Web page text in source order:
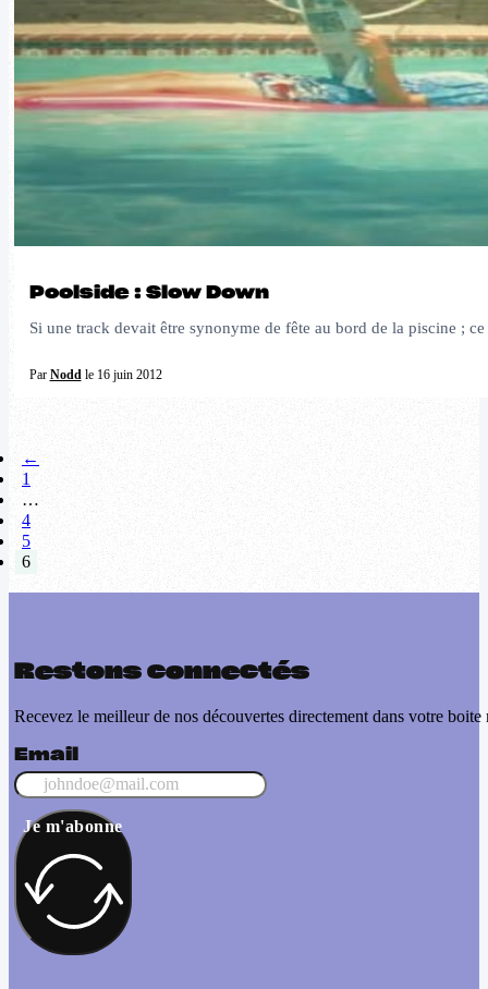
Poolside : Slow Down
Si une track devait être synonyme de fête au bord de la piscine ;
Par Noddle 16 juin 2012
←
1
…
4
5
6
Restons connectés
Recevez le meilleur de nos découvertes directement dans votre boite
Email
Je m'abonne